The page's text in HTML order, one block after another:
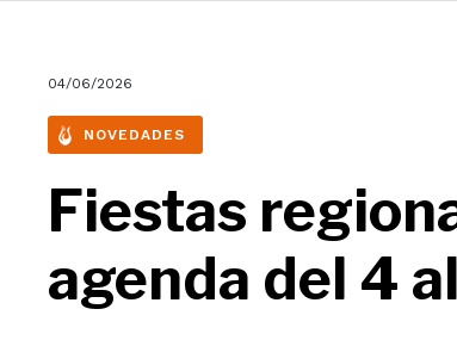
04/06/2026
NOVEDADES
Fiestas
agenda del 4